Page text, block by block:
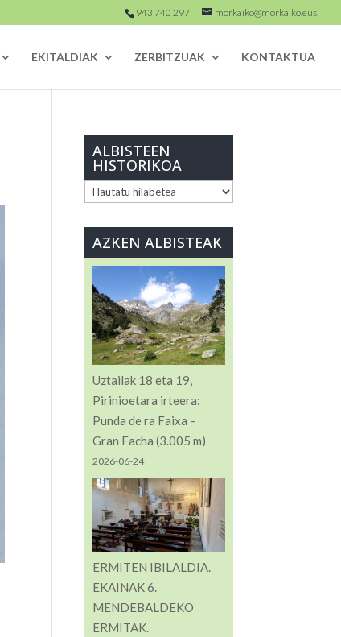
943 740 297 morkaiko@morkaiko.eus
EKITALDIAK ZERBITZUAK KONTAKTUA
ALBISTEEN
HISTORIKOA
ALBISTEEN
AZKEN ALBISTEAK
Uztailak 18 eta 19,
Pirinioetara irteera:
Punda de ra Faixa –
Gran Facha (3.005 m)
2026-06-24
ERMITEN IBILALDIA.
EKAINAK 6.
MENDEBALDEKO
ERMITAK.